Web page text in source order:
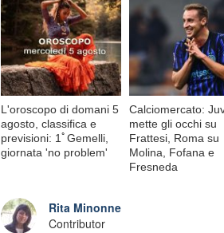
L'oroscopo di domani 5
agosto, classifica e
previsioni: 1ﾟGemelli,
giornata 'no problem'
Calciomercato:
mette gli occhi su
Frattesi, Roma su
Molina, Fofana e
Fresneda
Rita Minonne
Contributor